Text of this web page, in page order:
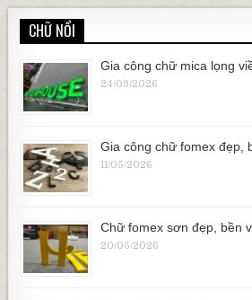
CHỮ NỔI
Gia công chữ mica lọng
24/03/2026
Gia công chữ fomex đẹp,
11/05/2026
Chữ fomex sơn đẹp, bền
20/05/2026